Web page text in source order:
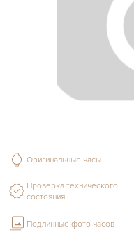
Оригинальные часы
Проверка технического
состояния
Подлинные фото часов